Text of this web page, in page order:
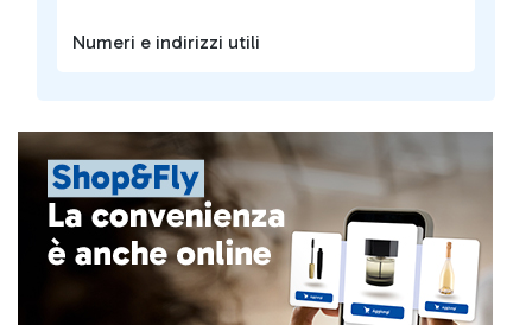
Numeri e indirizzi utili